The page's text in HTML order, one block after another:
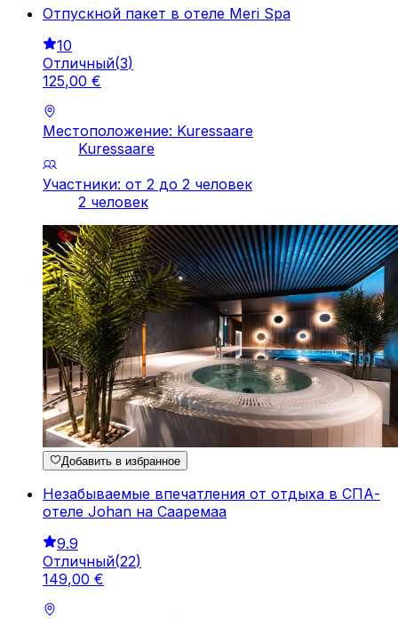
Отпускной пакет в отеле Meri Spa
10
Отличный(3)
125,00 €
Местоположение: Kuressaare
Kuressaare
Участники: от 2 до 2 человек
2 человек
Добавить в избранное
Незабываемые впечатления от отдыха в СПА-
отеле Johan на Сааремаа
9.9
Отличный(22)
149,00 €